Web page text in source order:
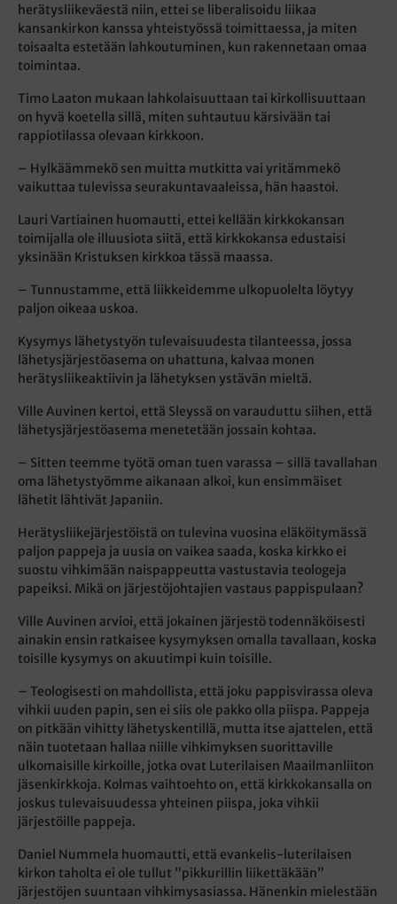
herätysliikeväestä niin, ettei se liberalisoidu liikaa
kansankirkon kanssa yhteistyössä toimittaessa, ja miten
toisaalta estetään lahkoutuminen, kun rakennetaan omaa
toimintaa.
Timo Laaton mukaan lahkolaisuuttaan tai kirkollisuuttaan
on hyvä koetella sillä, miten suhtautuu kärsivään tai
rappiotilassa olevaan kirkkoon.
– Hylkäämmekö sen muitta mutkitta vai yritämmekö
vaikuttaa tulevissa seurakuntavaaleissa, hän haastoi.
Lauri Vartiainen huomautti, ettei kellään kirkkokansan
toimijalla ole illuusiota siitä, että kirkkokansa edustaisi
yksinään Kristuksen kirkkoa tässä maassa.
– Tunnustamme, että liikkeidemme ulkopuolelta löytyy
paljon oikeaa uskoa.
Kysymys lähetystyön tulevaisuudesta tilanteessa, jossa
lähetysjärjestöasema on uhattuna, kalvaa monen
herätysliikeaktiivin ja lähetyksen ystävän mieltä.
Ville Auvinen kertoi, että Sleyssä on varauduttu siihen, että
lähetysjärjestöasema menetetään jossain kohtaa.
– Sitten teemme työtä oman tuen varassa – sillä tavallahan
oma lähetystyömme aikanaan alkoi, kun ensimmäiset
lähetit lähtivät Japaniin.
Herätysliikejärjestöistä on tulevina vuosina eläköitymässä
paljon pappeja ja uusia on vaikea saada, koska kirkko ei
suostu vihkimään naispappeutta vastustavia teologeja
papeiksi. Mikä on järjestöjohtajien vastaus pappispulaan?
Ville Auvinen arvioi, että jokainen järjestö todennäköisesti
ainakin ensin ratkaisee kysymyksen omalla tavallaan, koska
toisille kysymys on akuutimpi kuin toisille.
– Teologisesti on mahdollista, että joku pappisvirassa oleva
vihkii uuden papin, sen ei siis ole pakko olla piispa. Pappeja
on pitkään vihitty lähetyskentillä, mutta itse ajattelen, että
näin tuotetaan hallaa niille vihkimyksen suorittaville
ulkomaisille kirkoille, jotka ovat Luterilaisen Maailmanliiton
jäsenkirkkoja. Kolmas vaihtoehto on, että kirkkokansalla on
joskus tulevaisuudessa yhteinen piispa, joka vihkii
järjestöille pappeja.
Daniel Nummela huomautti, että evankelis-luterilaisen
kirkon taholta ei ole tullut ”pikkurillin liikettäkään”
järjestöjen suuntaan vihkimysasiassa. Hänenkin mielestään